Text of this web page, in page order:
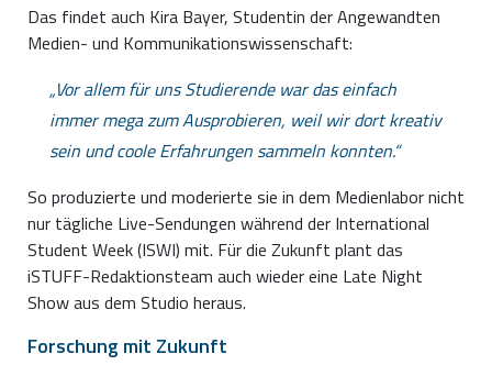
Das findet auch Kira Bayer, Studentin der Angewandten
Medien- und Kommunikationswissenschaft:
Vor allem für uns Studierende war das einfach
immer mega zum Ausprobieren, weil wir dort kreativ
sein und coole Erfahrungen sammeln konnten.
So produzierte und moderierte sie in dem Medienlabor nicht
nur tägliche Live-Sendungen während der International
Student Week (ISWI) mit. Für die Zukunft plant das
iSTUFF-Redaktionsteam auch wieder eine Late Night
Show aus dem Studio heraus.
Forschung mit Zukunft